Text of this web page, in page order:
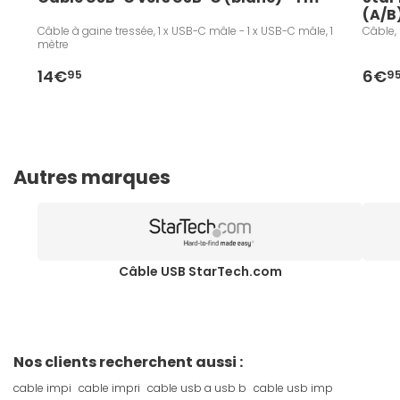
Câble à gaine tressée, 1 x USB-C mâle - 1 x USB-C mâle, 1
mètre
14€95
(A/
Câble,
6€
Autres marques
Câble USB StarTech.com
Nos clients recherchent aussi :
cable impi cable impri cable usb a usb b cable usb imp